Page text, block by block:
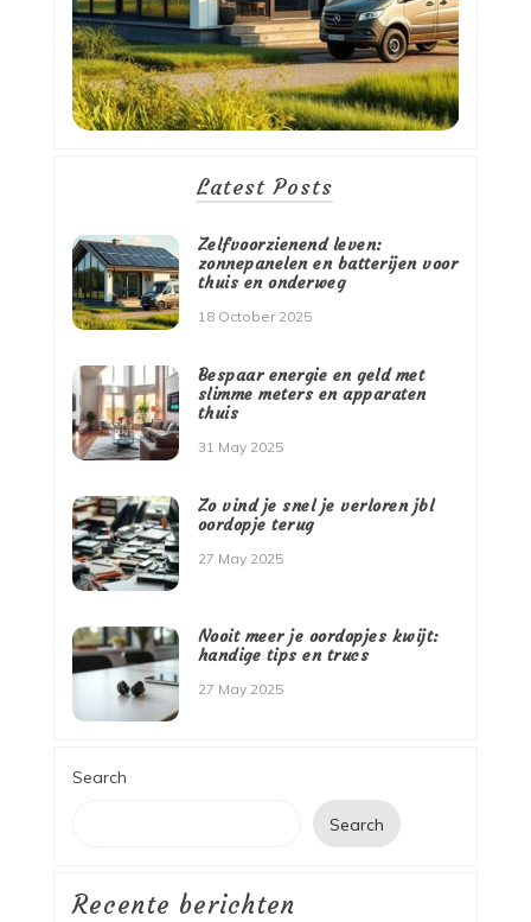
Latest Posts
Zelfvoorzienend leven:
zonnepanelen en batterijen voor
thuis en onderweg
18 October 2025
Bespaar energie en geld met
slimme meters en apparaten
thuis
31 May 2025
Zo vind je snel je verloren jbl
oordopje terug
27 May 2025
Nooit meer je oordopjes kwijt:
handige tips en trucs
27 May 2025
Search
Search
Recente berichten